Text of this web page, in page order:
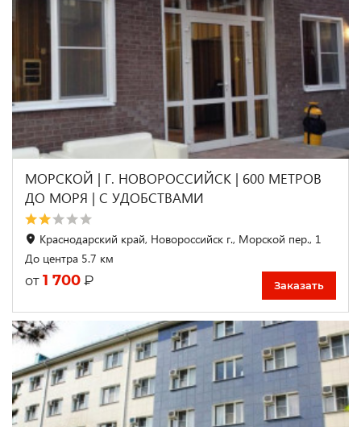
МОРСКОЙ | Г. НОВОРОССИЙСК | 600 МЕТРОВ
ДО МОРЯ | C УДОБСТВАМИ
Краснодарский край, Новороссийск г., Морской пер., 1
До центра 5.7 км
от 1 700 ₽ Заказать